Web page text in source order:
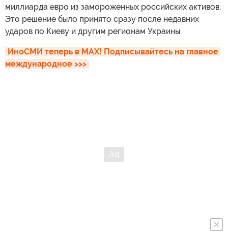
миллиарда евро из замороженных российских активов.
Это решение было принято сразу после недавних
ударов по Киеву и другим регионам Украины.
ИноСМИ теперь в MAX! Подписывайтесь на главное
международное >>>